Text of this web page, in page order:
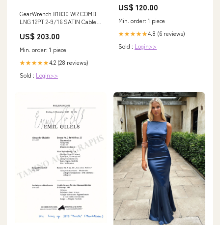
GearWrench 81830 WR COMB
LNG 12PT 2-9/16 SATIN Cable
US$ 203.00
Min. order: 1 piece
★★★★★4.2 (28 reviews)
Sold : Login>>
US$ 120.00
Min. order: 1 piece
★★★★★4.8 (6 reviews)
Sold : Login>>